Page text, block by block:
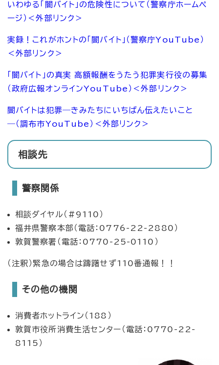
いわゆる「闇バイト」の危険性について（警察庁ホームペ
ージ） ＜外部リンク＞
実録！これがホントの「闇バイト」（警察庁YouTube）
＜外部リンク＞
「闇バイト」の真実 高額報酬をうたう犯罪実行役の募集
（政府広報オンラインYouTube） ＜外部リンク＞
闇バイトは犯罪―きみたちにいちばん伝えたいこと
―（調布市YouTube） ＜外部リンク＞
相談先
警察関係
相談ダイヤル（#9110）
福井県警察本部（電話：0776-22-2880）
敦賀警察署（電話：0770-25-0110）
（注釈）緊急の場合は躊躇せず110番通報！！
その他の機関
消費者ホットライン（188）
敦賀市役所消費生活センター（電話：0770-22-
8115）